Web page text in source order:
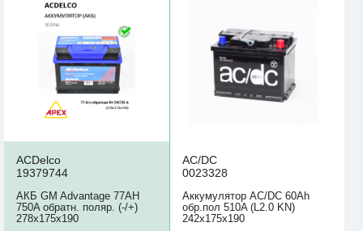
ACDelco
19379744
АКБ GM Advantage 77AH
750A обратн. поляр. (-/+)
278х175х190
AC/DC
0023328
Аккумулятор AC/DC 60Ah
обр.пол 510A (L2.0 KN)
242х175х190